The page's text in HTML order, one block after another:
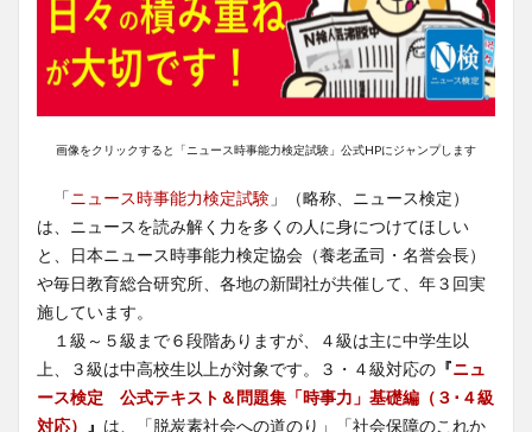
画像をクリックすると「ニュース時事能力検定試験」公式HPにジャンプします
「ニュース時事能力検定試験 」（略称、ニュース検定）
は、ニュースを読み解く力を多くの人に身につけてほしい
と、日本ニュース時事能力検定協会（養老孟司・名誉会長）
や毎日教育総合研究所、各地の新聞社が共催して、年３回実
施しています。
１級～５級まで６段階ありますが、４級は主に中学生以
上、３級は中高校生以上が対象です。３・４級対応の 『ニュ
ース検定 公式テキスト＆問題集「時事力」基礎編（３･４級
対応）
』 は、「脱炭素社会への道のり」「社会保障のこれか